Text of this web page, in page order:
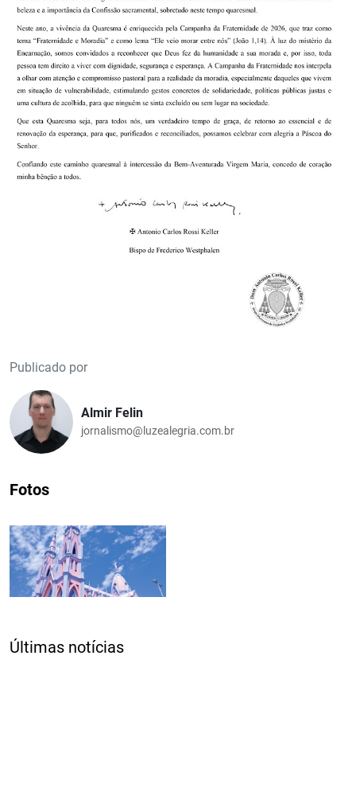
Publicado por
Almir Felin
jornalismo@luzealegria.com.br
Fotos
Últimas notícias